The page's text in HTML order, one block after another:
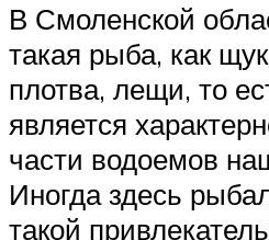
В Смоленской
такая рыба, как
плотва, лещи, то
является
части водоемов
Иногда здесь
такой